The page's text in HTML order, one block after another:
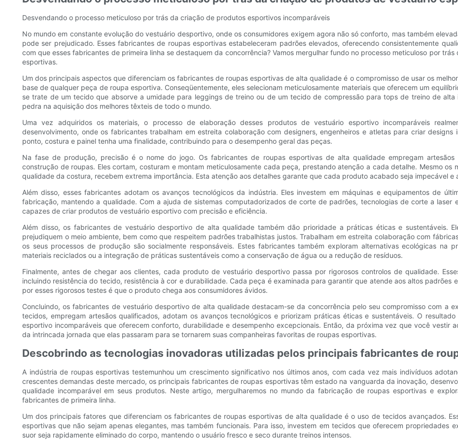
Desvendando o processo meticuloso por trás da criação de produtos esportivos incomparáveis
No mundo em constante evolução do vestuário desportivo, onde os consumidores exigem agora não só conforto, mas também
pode ser prejudicado. Esses fabricantes de roupas esportivas estabeleceram padrões elevados, oferecendo consistentemente
com que esses fabricantes de primeira linha se destaquem da concorrência? Vamos mergulhar fundo no processo meticuloso por
esportivas.
Um dos principais aspectos que diferenciam os fabricantes de roupas esportivas de alta qualidade é o compromisso de usar os
base de qualquer peça de roupa esportiva. Conseqüentemente, eles selecionam meticulosamente materiais que oferecem um
se trate de um tecido que absorve a umidade para leggings de treino ou de um tecido de compressão para tops de treino de
pedra na aquisição dos melhores têxteis de todo o mundo.
Uma vez adquiridos os materiais, o processo de elaboração desses produtos de vestuário esportivo incomparáveis
desenvolvimento, onde os fabricantes trabalham em estreita colaboração com designers, engenheiros e atletas para criar
ponto, costura e painel tenha uma finalidade, contribuindo para o desempenho geral das peças.
Na fase de produção, precisão é o nome do jogo. Os fabricantes de roupas esportivas de alta qualidade empregam artesãos
construção de roupas. Eles cortam, costuram e montam meticulosamente cada peça, prestando atenção a cada detalhe. Mesmo
qualidade da costura, recebem extrema importância. Esta atenção aos detalhes garante que cada produto acabado seja impecável
Além disso, esses fabricantes adotam os avanços tecnológicos da indústria. Eles investem em máquinas e equipamentos de
fabricação, mantendo a qualidade. Com a ajuda de sistemas computadorizados de corte de padrões, tecnologias de corte a laser
capazes de criar produtos de vestuário esportivo com precisão e eficiência.
Além disso, os fabricantes de vestuário desportivo de alta qualidade também dão prioridade a práticas éticas e sustentáveis.
prejudiquem o meio ambiente, bem como que respeitem padrões trabalhistas justos. Trabalham em estreita colaboração com
os seus processos de produção são socialmente responsáveis. Estes fabricantes também exploram alternativas ecológicas na
materiais reciclados ou a integração de práticas sustentáveis ​​como a conservação de água ou a redução de resíduos.
Finalmente, antes de chegar aos clientes, cada produto de vestuário desportivo passa por rigorosos controlos de qualidade.
incluindo resistência do tecido, resistência à cor e durabilidade. Cada peça é examinada para garantir que atende aos altos padrões
por esses rigorosos testes é que o produto chega aos consumidores ávidos.
Concluindo, os fabricantes de vestuário desportivo de alta qualidade destacam-se da concorrência pelo seu compromisso com a
tecidos, empregam artesãos qualificados, adotam os avanços tecnológicos e priorizam práticas éticas e sustentáveis. O
esportivo incomparáveis ​​que oferecem conforto, durabilidade e desempenho excepcionais. Então, da próxima vez que você vestir
da intrincada jornada que elas passaram para se tornarem suas companheiras favoritas de roupas esportivas.
Descobrindo as tecnologias inovadoras utilizadas pelos principais fabricantes de
A indústria de roupas esportivas testemunhou um crescimento significativo nos últimos anos, com cada vez mais indivíduos
crescentes demandas deste mercado, os principais fabricantes de roupas esportivas têm estado na vanguarda da inovação,
qualidade incomparável em seus produtos. Neste artigo, mergulharemos no mundo da fabricação de roupas esportivas e
fabricantes de primeira linha.
Um dos principais fatores que diferenciam os fabricantes de roupas esportivas de alta qualidade é o uso de tecidos avançados.
esportivas que não sejam apenas elegantes, mas também funcionais. Para isso, investem em tecidos que oferecem propriedades
suor seja rapidamente eliminado do corpo, mantendo o usuário fresco e seco durante treinos intensos.